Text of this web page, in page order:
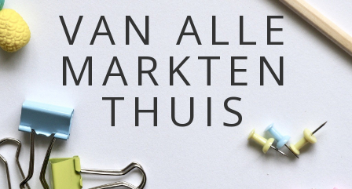
VAN ALLE
MARKTEN
THUIS